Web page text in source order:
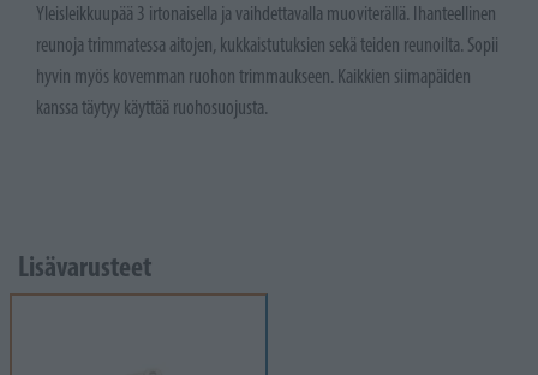
Yleisleikkuupää 3 irtonaisella ja vaihdettavalla muoviterällä. Ihanteellinen
reunoja trimmatessa aitojen, kukkaistutuksien sekä teiden reunoilta. Sopii
hyvin myös kovemman ruohon trimmaukseen. Kaikkien siimapäiden
kanssa täytyy käyttää ruohosuojusta.
Lisävarusteet